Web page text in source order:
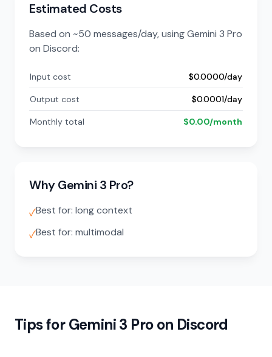
Estimated Costs
Based on ~50 messages/day, using Gemini 3 Pro
on Discord:
Input cost $0.0000/day
Output cost $0.0001/day
Monthly total $0.00/month
Why Gemini 3 Pro?
✓Best for: long context
✓Best for: multimodal
Tips for Gemini 3 Pro on Discord